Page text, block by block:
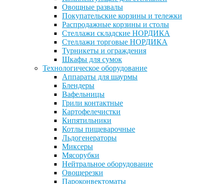
Овощные развалы
Покупательские корзины и тележки
Распродажные корзины и столы
Стеллажи складские НОРДИКА
Стеллажи торговые НОРДИКА
Турникеты и ограждения
Шкафы для сумок
Технологическое оборудование
Аппараты для шаурмы
Блендеры
Вафельницы
Грили контактные
Картофелечистки
Кипятильники
Котлы пищеварочные
Льдогенераторы
Миксеры
Мясорубки
Нейтральное оборудование
Овощерезки
Пароконвектоматы